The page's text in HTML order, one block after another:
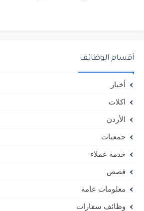
أقسام الوظائف
أخبار
اكلات
الأردن
جمعيات
خدمة عملاء
قصص
معلومات عامة
وظائف سفارات